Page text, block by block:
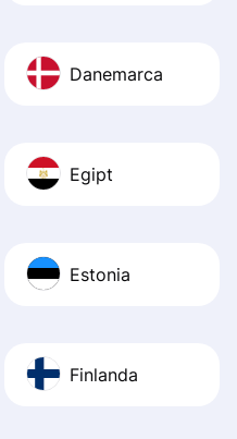
Danemarca
Egipt
Estonia
Finlanda